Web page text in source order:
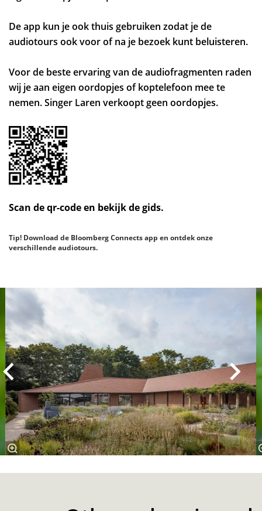
De app kun je ook thuis gebruiken zodat je de
audiotours ook voor of na je bezoek kunt beluisteren.
Voor de beste ervaring van de audiofragmenten raden
wij je aan eigen oordopjes of koptelefoon mee te
nemen. Singer Laren verkoopt geen oordopjes.
Scan de qr-code en bekijk de gids.
Tip! Download de Bloomberg Connects app en ontdek onze
verschillende audiotours.
Skip